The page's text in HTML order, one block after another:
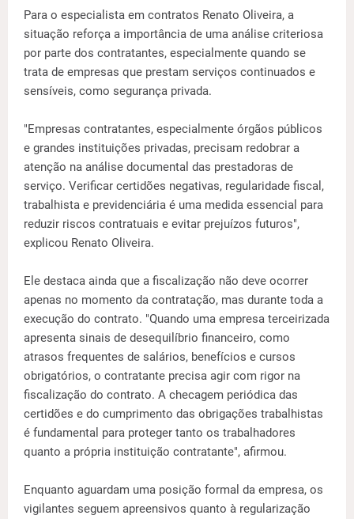
Para o especialista em contratos Renato Oliveira, a
situação reforça a importância de uma análise criteriosa
por parte dos contratantes, especialmente quando se
trata de empresas que prestam serviços continuados e
sensíveis, como segurança privada.
"Empresas contratantes, especialmente órgãos públicos
e grandes instituições privadas, precisam redobrar a
atenção na análise documental das prestadoras de
serviço. Verificar certidões negativas, regularidade fiscal,
trabalhista e previdenciária é uma medida essencial para
reduzir riscos contratuais e evitar prejuízos futuros",
explicou Renato Oliveira.
Ele destaca ainda que a fiscalização não deve ocorrer
apenas no momento da contratação, mas durante toda a
execução do contrato. "Quando uma empresa terceirizada
apresenta sinais de desequilíbrio financeiro, como
atrasos frequentes de salários, benefícios e cursos
obrigatórios, o contratante precisa agir com rigor na
fiscalização do contrato. A checagem periódica das
certidões e do cumprimento das obrigações trabalhistas
é fundamental para proteger tanto os trabalhadores
quanto a própria instituição contratante", afirmou.
Enquanto aguardam uma posição formal da empresa, os
vigilantes seguem apreensivos quanto à regularização